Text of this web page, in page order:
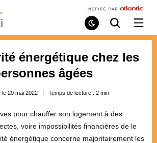
Bien
Chez
Moi
Mode
de
Recherche
/
menu
énergétique chez les
âgées
le 20 mai 2022 Temps de lecture : 2 min
pour chauffer son logement à des
voire impossibilités financières de le
énergétique concerne majoritairement les